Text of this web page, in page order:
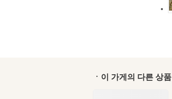
ㆍ이 가게의 다른 상품